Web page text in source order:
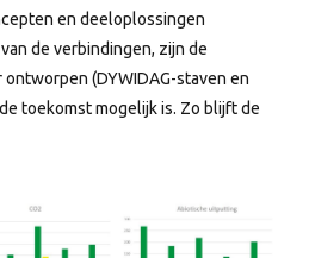
en deeloplossingen
de verbindingen, zijn de
(DYWIDAG-staven en
toekomst mogelijk is. Zo blijft de